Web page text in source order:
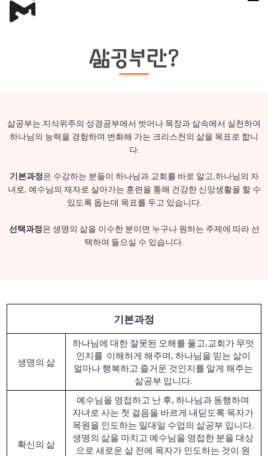
삶공부란?
삶공부는 지식위주의 성경공부에서 벗어나 목장과 삶속에서 실천하여
하나님의 능력을 경험하며 변화해 가는 크리스천의 삶을 목표로 합니
다.
기본과정은 수강하는 분들이 하나님과 교회를 바로 알고,하나님의 자
녀로, 예수님의 제자로 살아가는 훈련을 통해 건강한 신앙생활을 할 수
있도록 돕는데 목표를 두고 있습니다.
선택과정은 생명의 삶을 이수한 분이면 누구나 원하는 주제에 따라 선
택하여 들으실 수 있습니다.
기본과정
생명의 삶
하나님에 대한 잘못된 오해를 풀고,교회가 무엇
인지를 이해하게 해주며, 하나님을 믿는 삶이
얼마나 행복하고 즐거운 것인지를 알게 해주는
삶공부 입니다.
확신의 삶
예수님을 영접하고 난 후, 하나님과 동행하며
자녀로 사는 첫 걸음을 바르게 내딛도록 목자가
목원을 인도하는 일대일 수업의 삶공부 입니다.
생명의 삶을 마치고 예수님을 영접한 분을 대상
으로 새로운 삶 전에 목자가 인도하는 것이 원